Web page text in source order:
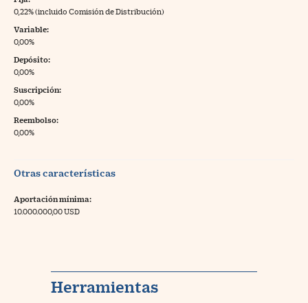
0,22% (incluido Comisión de Distribución)
Variable:
0,00%
Depósito:
0,00%
Suscripción:
0,00%
Reembolso:
0,00%
Otras características
Aportación mínima:
10.000.000,00 USD
Herramientas